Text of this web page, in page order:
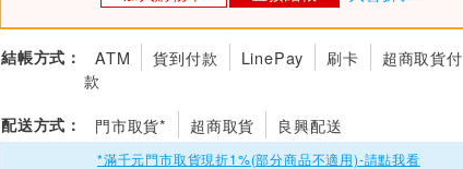
結帳方式： ATM 貨到付款 LinePay 刷卡
超商取貨付
款
配送方式： 門市取貨* 超商取貨 良興配送
*滿千元門市取貨現折1%(部分商品不適用)-請點我看